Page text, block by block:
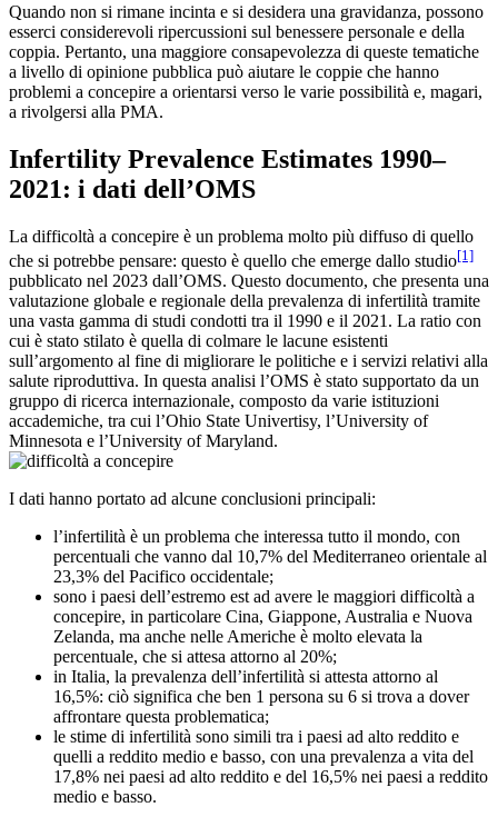
Quando non si rimane incinta e si desidera una gravidanza, possono
esserci considerevoli ripercussioni sul benessere personale e della
coppia. Pertanto, una maggiore consapevolezza di queste tematiche
a livello di opinione pubblica può aiutare le coppie che hanno
problemi a concepire a orientarsi verso le varie possibilità e, magari,
a rivolgersi alla PMA.
Infertility Prevalence Estimates 1990–
2021: i dati dell’OMS
La difficoltà a concepire è un problema molto più diffuso di quello
che si potrebbe pensare: questo è quello che emerge dallo studio[1]
pubblicato nel 2023 dall’OMS. Questo documento, che presenta una
valutazione globale e regionale della prevalenza di infertilità tramite
una vasta gamma di studi condotti tra il 1990 e il 2021. La ratio con
cui è stato stilato è quella di colmare le lacune esistenti
sull’argomento al fine di migliorare le politiche e i servizi relativi alla
salute riproduttiva. In questa analisi l’OMS è stato supportato da un
gruppo di ricerca internazionale, composto da varie istituzioni
accademiche, tra cui l’Ohio State Univertisy, l’University of
Minnesota e l’University of Maryland.
I dati hanno portato ad alcune conclusioni principali:
l’infertilità è un problema che interessa tutto il mondo, con
percentuali che vanno dal 10,7% del Mediterraneo orientale al
23,3% del Pacifico occidentale;
sono i paesi dell’estremo est ad avere le maggiori difficoltà a
concepire, in particolare Cina, Giappone, Australia e Nuova
Zelanda, ma anche nelle Americhe è molto elevata la
percentuale, che si attesa attorno al 20%;
in Italia, la prevalenza dell’infertilità si attesta attorno al
16,5%: ciò significa che ben 1 persona su 6 si trova a dover
affrontare questa problematica;
le stime di infertilità sono simili tra i paesi ad alto reddito e
quelli a reddito medio e basso, con una prevalenza a vita del
17,8% nei paesi ad alto reddito e del 16,5% nei paesi a reddito
medio e basso.